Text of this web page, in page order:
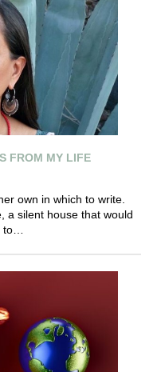
FROM MY LIFE
own in which to write.
a silent house that would